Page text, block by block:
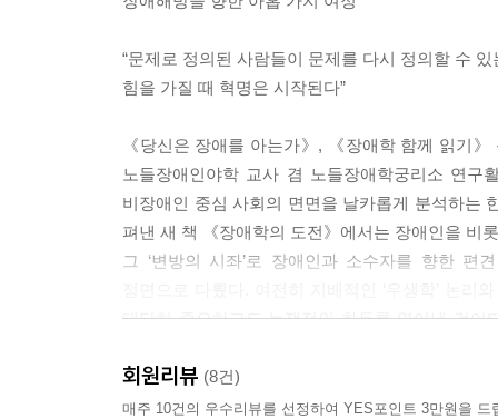
“문제로 정의된 사람들이 문제를 다시 정의할 수 있
힘을 가질 때 혁명은 시작된다”
《당신은 장애를 아는가》, 《장애학 함께 읽기》
노들장애인야학 교사 겸 노들장애학궁리소 연
비장애인 중심 사회의 면면을 날카롭게 분석하는
펴낸 새 책 《장애학의 도전》에서는 장애인을 비
그 ‘변방의 시좌’로 장애인과 소수자를 향한
대단히 중요하고도 논쟁적인 화두를 엮어낸 것이
‘장애’ 만드는 사회를 파헤치다
회원리뷰 (8건)
매주 10건의 우수리뷰를 선정하여 YES포인트 3만원을 드